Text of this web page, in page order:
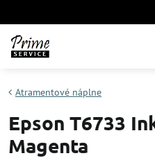
Atramentové náplne
Epson T6733
Magenta